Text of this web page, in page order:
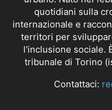
quotidiani sulla
internazionale e
territori per
l'inclusione sociale.
tribunale di Torino
Contattaci: